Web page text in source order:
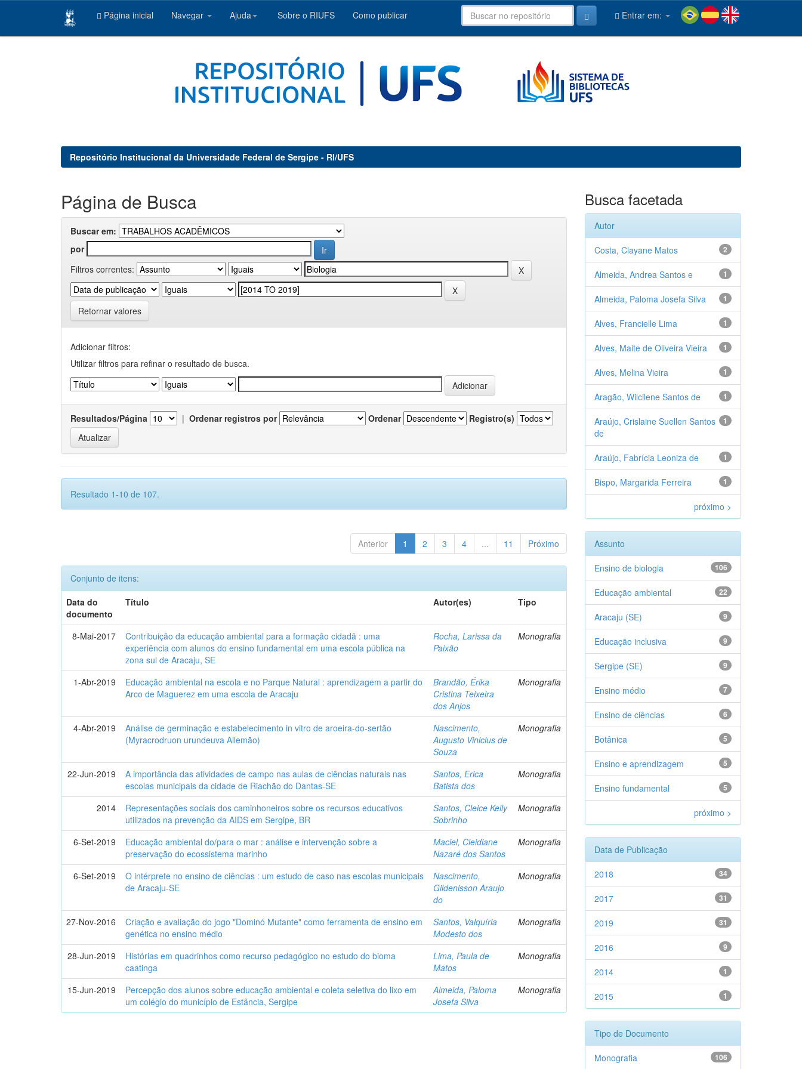
Página inicial Navegar Ajuda Sobre o RIUFS Como publicar Entrar em:
Repositório Institucional da Universidade Federal de Sergipe - RI/UFS
Página de Busca
Buscar em:
por
Filtros correntes:
Retornar valores
Adicionar filtros:
Utilizar filtros para refinar o resultado de busca.
Resultados/Página | Ordenar registros por Ordenar Registro(s)
Resultado 1-10 de 107.
Anterior 1 2 3 4 ... 11 Próximo
Conjunto de itens:
Data do
documento
Título Autor(es) Tipo
8-Mai-2017
Contribuição da educação ambiental para a formação cidadã : uma
experiência com alunos do ensino fundamental em uma escola pública na
zona sul de Aracaju, SE
Rocha, Larissa da
Paixão
Monografia
1-Abr-2019
Educação ambiental na escola e no Parque Natural : aprendizagem a partir do
Arco de Maguerez em uma escola de Aracaju
Brandão, Érika
Cristina Teixeira
dos Anjos
Monografia
4-Abr-2019
Análise de germinação e estabelecimento in vitro de aroeira-do-sertão
(Myracrodruon urundeuva Allemão)
Nascimento,
Augusto Vinicius de
Souza
Monografia
22-Jun-2019
A importância das atividades de campo nas aulas de ciências naturais nas
escolas municipais da cidade de Riachão do Dantas-SE
Santos, Erica
Batista dos
Monografia
2014
Representações sociais dos caminhoneiros sobre os recursos educativos
utilizados na prevenção da AIDS em Sergipe, BR
Santos, Cleice Kelly
Sobrinho
Monografia
6-Set-2019
Educação ambiental do/para o mar : análise e intervenção sobre a
preservação do ecossistema marinho
Maciel, Cleidiane
Nazaré dos Santos
Monografia
6-Set-2019
O intérprete no ensino de ciências : um estudo de caso nas escolas municipais
de Aracaju-SE
Nascimento,
Gildenisson Araujo
do
Monografia
27-Nov-2016
Criação e avaliação do jogo "Dominó Mutante" como ferramenta de ensino em
genética no ensino médio
Santos, Valquíria
Modesto dos
Monografia
28-Jun-2019
Histórias em quadrinhos como recurso pedagógico no estudo do bioma
caatinga
Lima, Paula de
Matos
Monografia
15-Jun-2019
Percepção dos alunos sobre educação ambiental e coleta seletiva do lixo em
um colégio do município de Estância, Sergipe
Almeida, Paloma
Josefa Silva
Monografia
Busca facetada
Autor
2
Costa, Clayane Matos
1
Almeida, Andrea Santos e
1
Almeida, Paloma Josefa Silva
1
Alves, Francielle Lima
1
Alves, Maite de Oliveira Vieira
1
Alves, Melina Vieira
1
Aragão, Wilcilene Santos de
1
Araújo, Crislaine Suellen Santos
de
1
Araújo, Fabrícia Leoniza de
1
Bispo, Margarida Ferreira
próximo >
Assunto
106
Ensino de biologia
22
Educação ambiental
9
Aracaju (SE)
9
Educação inclusiva
9
Sergipe (SE)
7
Ensino médio
6
Ensino de ciências
5
Botânica
5
Ensino e aprendizagem
5
Ensino fundamental
próximo >
Data de Publicação
34
2018
31
2017
31
2019
9
2016
1
2014
1
2015
Tipo de Documento
106
Monografia